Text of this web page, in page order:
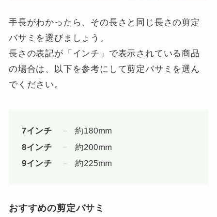
手長がわかったら、その長さと同じ長さの剪定
バサミを選びましょう。
長さの表記が「インチ」で表示されている商品
の場合は、以下を参考にして剪定バサミを選ん
でください。
7インチ
約180mm
8インチ
約200mm
9インチ
約225mm
おすすめの剪定バサミ